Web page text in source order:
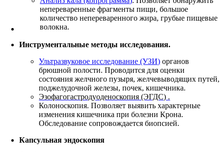
непереваренные фрагменты пищи, большое
количество непереваренного жира, грубые пищевые
волокна.
Инструментальные методы исследования.
Ультразвуковое исследование (УЗИ) органов
брюшной полости. Проводится для оценки
состояния желчного пузыря, желчевыводящих путей,
поджелудочной железы, почек, кишечника.
Эзофагогастродуоденоскопия (ЭГДС) .
Колоноскопия. Позволяет выявить характерные
изменения кишечника при болезни Крона.
Обследование сопровождается биопсией.
Капсульная эндоскопия